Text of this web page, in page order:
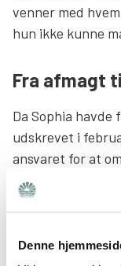
Denne
venner med
hun ikke kunne
Fra afmagt
Da Sophia havde
udskrevet i
ansvaret for at
derhjemme.
kan bruge al sin
ikke kunne lade